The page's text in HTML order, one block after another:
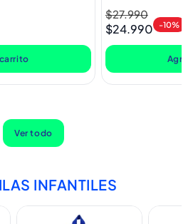
Precio
habitual
$27.990
Precio
de
oferta
$24.990 -10%
Ver todo
INFANTILES